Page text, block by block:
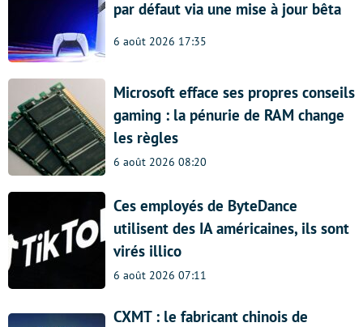
par défaut via une mise à jour bêta
6 août 2026 17:35
Microsoft efface ses propres conseils
gaming : la pénurie de RAM change
les règles
6 août 2026 08:20
Ces employés de ByteDance
utilisent des IA américaines, ils sont
virés illico
6 août 2026 07:11
CXMT : le fabricant chinois de